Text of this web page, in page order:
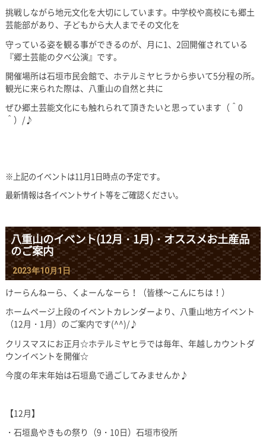
挑戦しながら地元文化を大切にしています。中学校や高校にも郷土
芸能部があり、子どもから大人までその文化を
守っている姿を観る事ができるのが、月に1、2回開催されている
『郷土芸能の夕べ公演』です。
開催場所は石垣市民会館で、ホテルミヤヒラから歩いて5分程の所。
観光に来られた際は、八重山の自然と共に
ぜひ郷土芸能文化にも触れられて頂きたいと思っています（＾0
＾）/♪
※上記のイベントは11月1日時点の予定です。
最新情報は各イベントサイト等をご確認ください。
八重山のイベント(12月・1月)・オススメお土産品
のご案内
2023年10月1日
けーらんねーら、くよーんなーら！（皆様～こんにちは！）
ホームページ上段のイベントカレンダーより、八重山地方イベント
（12月・1月）のご案内です(^^)/♪
クリスマスにお正月☆ホテルミヤヒラでは毎年、年越しカウントダ
ウンイベントを開催☆
今度の年末年始は石垣島で過ごしてみませんか♪
【12月】
・石垣島やきもの祭り（9・10日）石垣市役所